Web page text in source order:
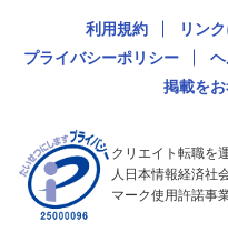
利用規約 リン
プライバシーポリシー
掲載を
クリエイト転職を
人日本情報経済社
マーク使用許諾事